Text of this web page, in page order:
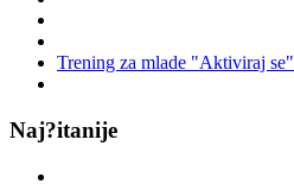
Trening za mlade "Aktiviraj se"
Naj?itanije